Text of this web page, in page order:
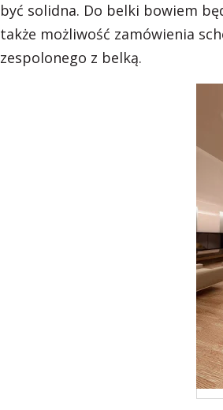
być solidna. Do belki bowiem
także możliwość zamówienia
zespolonego z belką.